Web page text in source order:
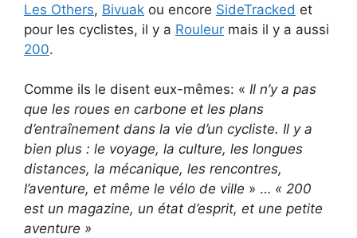
Les Others, Bivuak ou encore SideTracked et
pour les cyclistes, il y a Rouleur mais il y a aussi
200.
Comme ils le disent eux-mêmes: « Il n’y a pas
que les roues en carbone et les plans
d’entraînement dans la vie d’un cycliste. Il y a
bien plus : le voyage, la culture, les longues
distances, la mécanique, les rencontres,
l’aventure, et même le vélo de ville » … « 200
est un magazine, un état d’esprit, et une petite
aventure »